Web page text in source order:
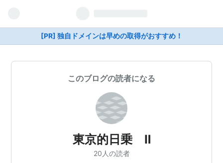
[PR] 独自ドメインは早めの取得がおすすめ！
このブログの読者になる
東京的日乗 Ⅱ
20人の読者